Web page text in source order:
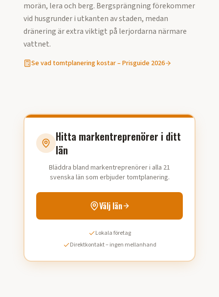
morän, lera och berg. Bergsprängning förekommer
vid husgrunder i utkanten av staden, medan
dränering är extra viktigt på lerjordarna närmare
vattnet.
Se vad tomtplaneringkostar – Prisguide 2026
Hitta markentreprenörer i ditt
län
Bläddra bland markentreprenörer i alla 21
svenska län som erbjuder tomtplanering.
Välj län
Lokala företag
Direktkontakt – ingen mellanhand